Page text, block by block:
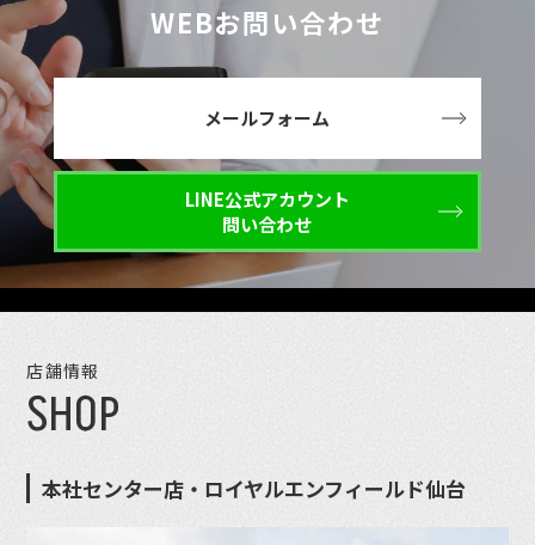
WEBお問い合わせ
メールフォーム
LINE公式アカウント
問い合わせ
店舗情報
SHOP
本社センター店・ロイヤルエンフィールド仙台